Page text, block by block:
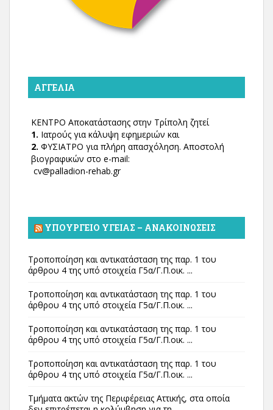
ΑΓΓΕΛΊΑ
ΚΕΝΤΡΟ Αποκατάστασης στην Τρίπολη ζητεί
1. Ιατρούς για κάλυψη εφημεριών και
2. ΦΥΣΙΑΤΡΟ για πλήρη απασχόληση. Αποστολή
βιογραφικών στο e-mail:
cv@palladion-rehab.gr
ΥΠΟΥΡΓΕΊΟ ΥΓΕΊΑΣ – ΑΝΑΚΟΙΝΏΣΕΙΣ
Τροποποίηση και αντικατάσταση της παρ. 1 του
άρθρου 4 της υπό στοιχεία Γ5α/Γ.Π.οικ. ...
Τροποποίηση και αντικατάσταση της παρ. 1 του
άρθρου 4 της υπό στοιχεία Γ5α/Γ.Π.οικ. ...
Τροποποίηση και αντικατάσταση της παρ. 1 του
άρθρου 4 της υπό στοιχεία Γ5α/Γ.Π.οικ. ...
Τροποποίηση και αντικατάσταση της παρ. 1 του
άρθρου 4 της υπό στοιχεία Γ5α/Γ.Π.οικ. ...
Τμήματα ακτών της Περιφέρειας Αττικής, στα οποία